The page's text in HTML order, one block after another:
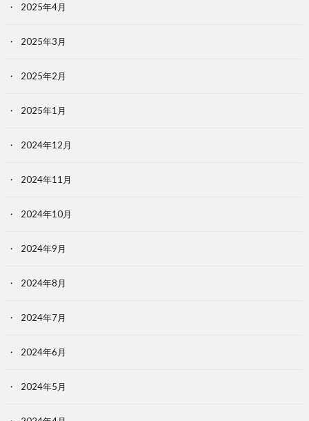
2025年4月
2025年3月
2025年2月
2025年1月
2024年12月
2024年11月
2024年10月
2024年9月
2024年8月
2024年7月
2024年6月
2024年5月